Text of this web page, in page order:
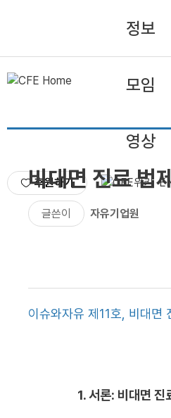
정보
모임
영상
후원하기
비대면 진료 법
글쓴이 자유기업원
이슈와자유 제11호, 비대면
1. 서론: 비대면